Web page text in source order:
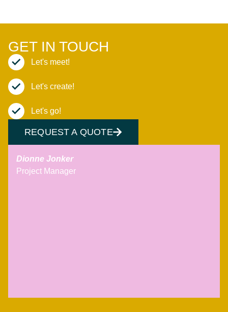
Dionne Jonker
Project Manager
GET IN TOUCH
Let's meet!
Let's create!
Let's go!
REQUEST A QUOTE